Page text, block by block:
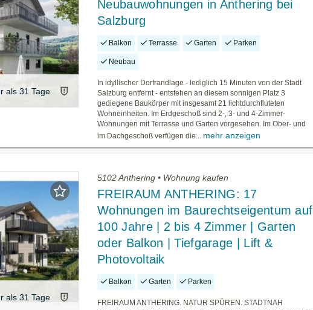
als 31 Tage
Neubauwohnungen in Anthering bei
Salzburg
Balkon Terrasse Garten Parken
Neubau
In idyllischer Dorfrandlage - lediglich 15 Minuten von der Stadt
Salzburg entfernt - entstehen an diesem sonnigen Platz 3
gediegene Baukörper mit insgesamt 21 lichtdurchfluteten
Wohneinheiten. Im Erdgeschoß sind 2-, 3- und 4-Zimmer-
Wohnungen mit Terrasse und Garten vorgesehen. Im Ober- und
im Dachgeschoß verfügen die... mehr anzeigen
als 31 Tage
5102 Anthering • Wohnung kaufen
FREIRAUM ANTHERING: 17
Wohnungen im Baurechtseigentum auf
100 Jahre | 2 bis 4 Zimmer | Garten
oder Balkon | Tiefgarage | Lift &
Photovoltaik
Balkon Garten Parken
FREIRAUM ANTHERING. NATUR SPÜREN. STADTNAH